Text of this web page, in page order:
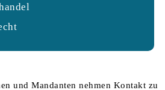
und Mandanten nehmen Kontakt zu